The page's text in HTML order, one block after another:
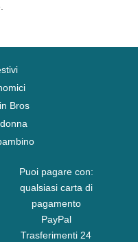
Bros
Puoi pagare con:
qualsiasi carta di
pagamento
PayPal
Trasferimenti 24